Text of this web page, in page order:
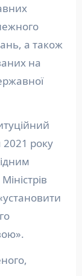
а також
на
2021 року